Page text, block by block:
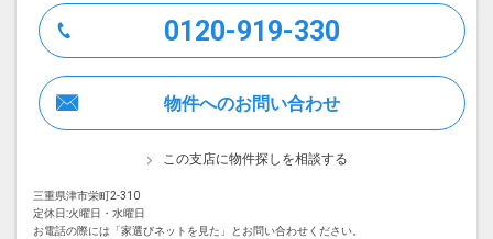
0120-919-330
物件へのお問い合わせ
この支店に物件探しを相談する
三重県津市栄町2-310
定休日:火曜日・水曜日
お電話の際には「家選びネットを見た」とお問い合わせください。